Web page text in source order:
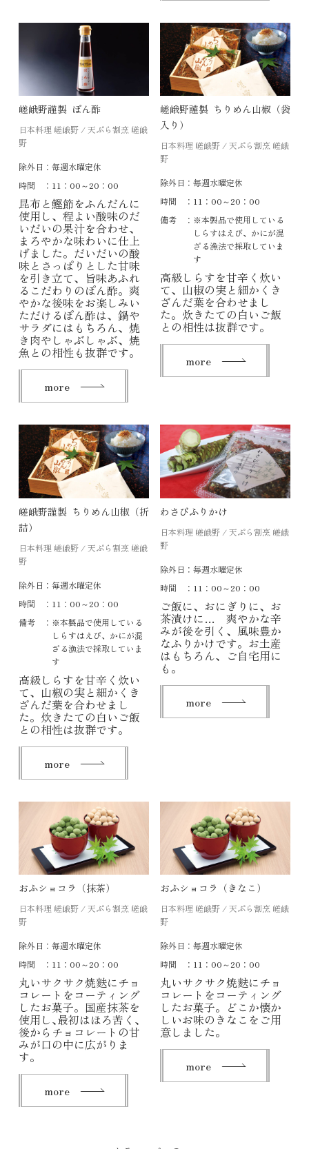
嵯峨野謹製 ぽん酢
日本料理 嵯峨野 / 天ぷら割烹 嵯峨
野
除外日： 毎週水曜定休
時間 ： 11：00～20：00
昆布と鰹節をふんだんに
使用し、程よい酸味のだ
いだいの果汁を合わせ、
まろやかな味わいに仕上
げました。だいだいの酸
味とさっぱりとした甘味
を引き立て、旨味あふれ
るこだわりのぽん酢。爽
やかな後味をお楽しみい
ただけるぽん酢は、鍋や
サラダにはもちろん、焼
き肉やしゃぶしゃぶ、焼
魚との相性も抜群です。
more
嵯峨野謹製 ちりめん山椒（袋
入り）
日本料理 嵯峨野 / 天ぷら割烹 嵯峨
野
除外日： 毎週水曜定休
時間 ： 11：00～20：00
備考 ： ※本製品で使用している
しらすはえび、かにが混
ざる漁法で採取していま
す
高級しらすを甘辛く炊い
て、山椒の実と細かくき
ざんだ葉を合わせまし
た。炊きたての白いご飯
との相性は抜群です。
more
嵯峨野謹製 ちりめん山椒（折
詰）
日本料理 嵯峨野 / 天ぷら割烹 嵯峨
野
除外日： 毎週水曜定休
時間 ： 11：00～20：00
備考 ： ※本製品で使用している
しらすはえび、かにが混
ざる漁法で採取していま
す
高級しらすを甘辛く炊い
て、山椒の実と細かくき
ざんだ葉を合わせまし
た。炊きたての白いご飯
との相性は抜群です。
more
わさびふりかけ
日本料理 嵯峨野 / 天ぷら割烹 嵯峨
野
除外日： 毎週水曜定休
時間 ： 11：00～20：00
ご飯に、おにぎりに、お
茶漬けに… 爽やかな辛
みが後を引く、風味豊か
なふりかけです。お土産
はもちろん、ご自宅用に
も。
more
おふショコラ（抹茶）
日本料理 嵯峨野 / 天ぷら割烹 嵯峨
野
除外日： 毎週水曜定休
時間 ： 11：00～20：00
丸いサクサク焼麩にチョ
コレートをコーティング
したお菓子。国産抹茶を
使用し､最初はほろ苦く､
後からチョコレートの甘
みが口の中に広がりま
す。
more
おふショコラ（きなこ）
日本料理 嵯峨野 / 天ぷら割烹 嵯峨
野
除外日： 毎週水曜定休
時間 ： 11：00～20：00
丸いサクサク焼麩にチョ
コレートをコーティング
したお菓子。どこか懐か
しいお味のきなこをご用
意しました。
more